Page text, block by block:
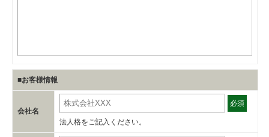
■お客様情報
会社名
必須
法人格をご記入ください。